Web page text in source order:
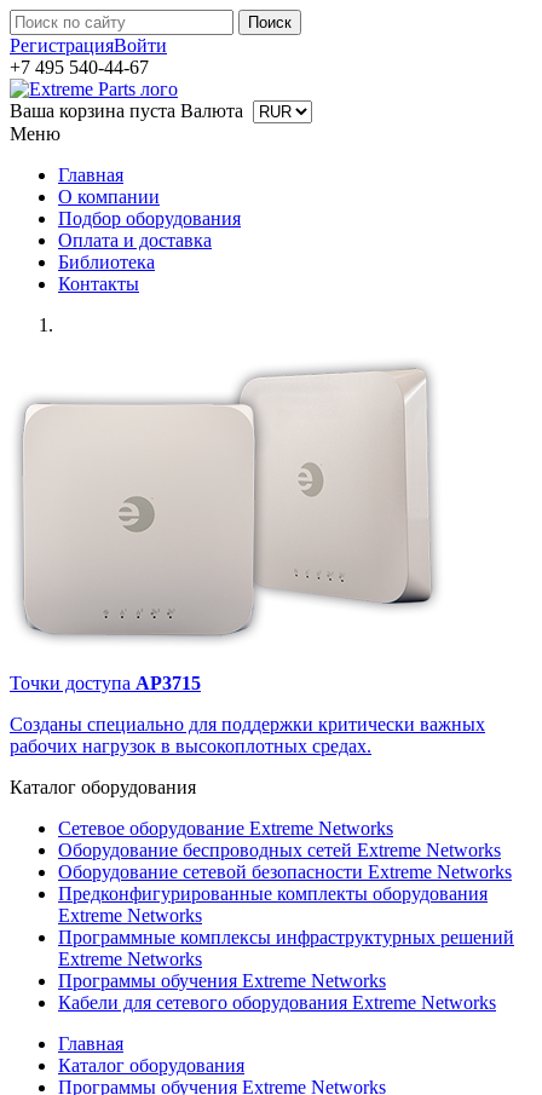
РегистрацияВойти
+7 495 540-44-67
Ваша корзина пуста Валюта
Меню
Главная
О компании
Подбор оборудования
Оплата и доставка
Библиотека
Контакты
Точки доступа AP3715
Созданы специально для поддержки критически важных
рабочих нагрузок в высокоплотных средах.
Каталог оборудования
Сетевое оборудование Extreme Networks
Оборудование беспроводных сетей Extreme Networks
Оборудование сетевой безопасности Extreme Networks
Предконфигурированные комплекты оборудования
Extreme Networks
Программные комплексы инфраструктурных решений
Extreme Networks
Программы обучения Extreme Networks
Кабели для сетевого оборудования Extreme Networks
Главная
Каталог оборудования
Программы обучения Extreme Networks